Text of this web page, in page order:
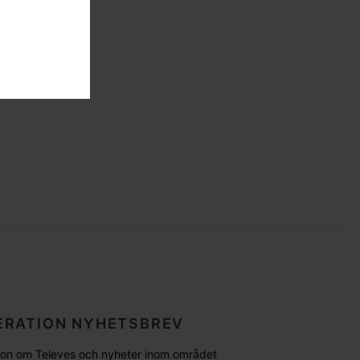
NYHETSBREV
om Televes och nyheter inom området